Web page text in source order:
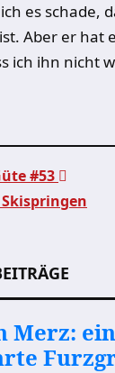
es schade,
Aber er hat
ich ihn nicht
#53
Merz: